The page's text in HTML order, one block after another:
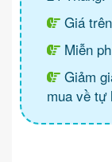
Giá
Miễn
Giảm
mua về tự